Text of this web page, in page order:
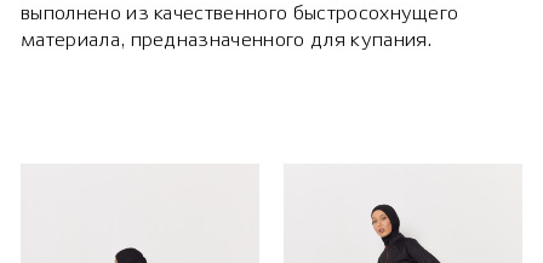
выполнено из качественного быстросохнущего
материала, предназначенного для купания.